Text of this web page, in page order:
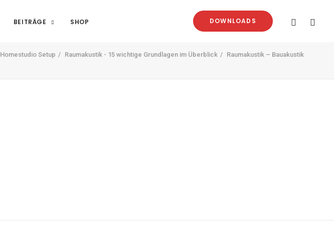
BEITRÄGE SHOP DOWNLOADS
Homestudio Setup Raumakustik - 15 wichtige Grundlagen im Überblick Raumakustik – Bauakustik